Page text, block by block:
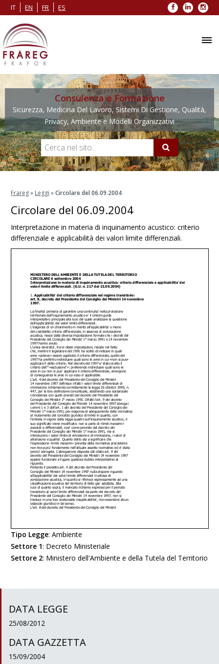
IT EN FR ES Facebook
LinkedIn
Consulenza e Formazione
Sicurezza, Medicina Del Lavoro, Sistemi Di Gestione, Qualità,
Privacy, Ambiente e Modelli Organizzativi
Frareg» Leggi »Circolare del 06.09.2004
Circolare del 06.09.2004
Interpretazione in materia di inquinamento acustico: criterio
differenziale e applicabilità dei valori limite differenziali.
Tipo Legge:Ambiente
Settore 1: Decreto Ministeriale
Settore 2: Ministero dell'Ambiente e della Tutela del Territorio
DATA LEGGE
25/08/2012
DATA GAZZETTA
15/09/2004